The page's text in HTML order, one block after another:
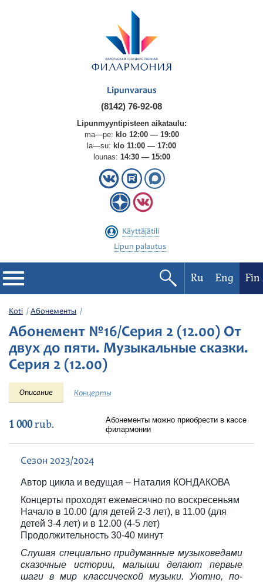
Lipunvaraus
(8142) 76-92-08
Lipunmyyntipisteen aikataulu:
ma—pe: klo 12:00 — 19:00
la—su: klo 11:00 — 17:00
lounas: 14:30 — 15:00
Käyttäjätili
Lipun palautus
Filharmonia
Konserttikalenteri
Festivaalit
Ru Eng Fin
Koti Абонементы
Абонемент №16/Серия 2 (12.00) От
двух до пяти. Музыкальные сказки.
Серия 2 (12.00)
Описание Концерты
1 000rub.
Абонементы можно приобрести в кассе
филармонии
Сезон 2023/2024
Автор цикла и ведущая – Наталия КОНДАКОВА
Концерты проходят ежемесячно по воскресеньям
Начало в 10.00 (для детей 2-3 лет), в 11.00 (для
детей 3-4 лет) и в 12.00 (4-5 лет)
Продолжительность 30-40 минут
Слушая специально придуманные музыковедами
сказочные истории, малыши делают первые
шаги в мир классической музыки. Уютно, по-